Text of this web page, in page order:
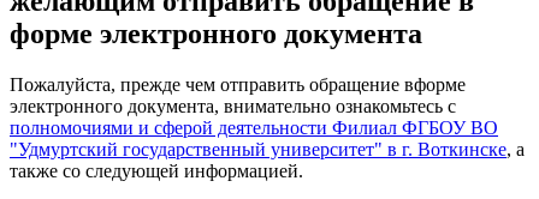
форме электронного документа
Пожалуйста, прежде чем отправить обращение вформе
электронного документа, внимательно ознакомьтесь с
полномочиями и сферой деятельности Филиал ФГБОУ ВО
"Удмуртский государственный университет" в г. Воткинске, а
также со следующей информацией.